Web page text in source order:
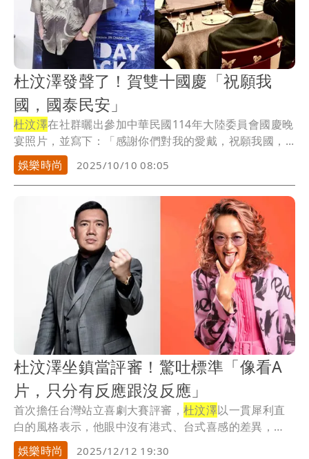
杜汶澤發聲了！賀雙十國慶「祝願我
國，國泰民安」
杜汶澤在社群曬出參加中華民國114年大陸委員會國慶晚
宴照片，並寫下：「感謝你們對我的愛戴，祝願我國，...
娛樂時尚
2025/10/10 08:05
杜汶澤坐鎮當評審！驚吐標準「像看A
片，只分有反應跟沒反應」
首次擔任台灣站立喜劇大賽評審， 杜汶澤以一貫犀利直
白的風格表示，他眼中沒有港式、台式喜感的差異，
「全世...
娛樂時尚 2025/12/12 19:30